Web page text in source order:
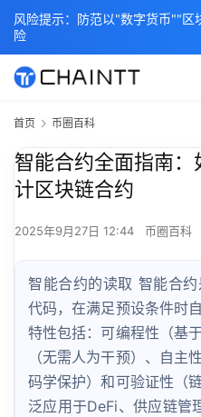
首页 币圈百科
智能合约全面指南
计区块链合约
2025年9月27日 12:44 币圈百科
智能合约的读取 智能合
代码，在满足预设条件时
特性包括：可编程性（基
（无需人为干预）、自主
码学保护）和可验证性（
泛应用于DeFi、供应链管
风险提示：防范以"数字货币""区
险